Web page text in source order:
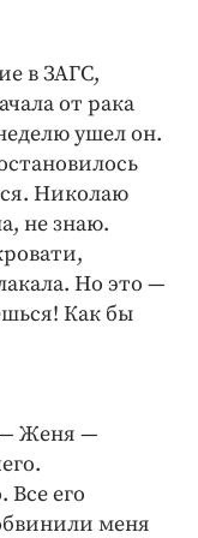
в ЗАГС,
от рака
ушел он.
Николаю
не знаю.
Но это —
Как бы
— Женя —
Все его
меня